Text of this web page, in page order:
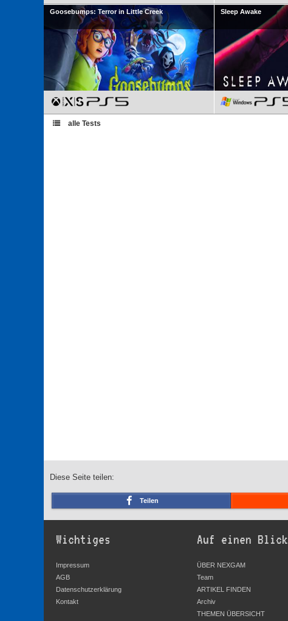
Goosebumps: Terror in Little Creek Sleep Awake
alle Tests
Diese Seite teilen:
Teilen
Wichtiges
Impressum
AGB
Datenschutzerklärung
Kontakt
Auf einen Blick
ÜBER NEXGAM
Team
ARTIKEL FINDEN
Archiv
THEMEN ÜBERSICHT